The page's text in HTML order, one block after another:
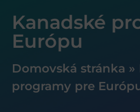
Kanadské
Európu
Domovská stránka »
programy pre